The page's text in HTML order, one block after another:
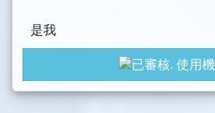
是我
我就是大明湖畔的夏雨荷
夏 雨 荷 ！！！
使用